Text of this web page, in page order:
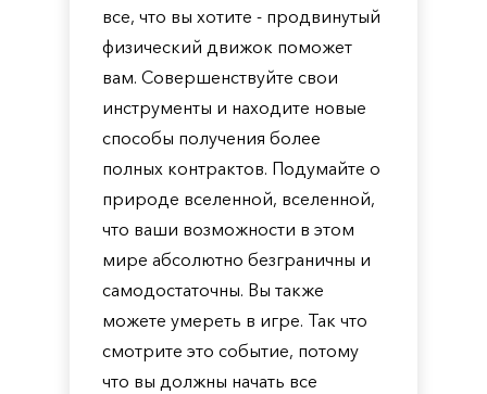
все, что вы хотите - продвинутый
физический движок поможет
вам. Совершенствуйте свои
инструменты и находите новые
способы получения более
полных контрактов. Подумайте о
природе вселенной, вселенной,
что ваши возможности в этом
мире абсолютно безграничны и
самодостаточны. Вы также
можете умереть в игре. Так что
смотрите это событие, потому
что вы должны начать все